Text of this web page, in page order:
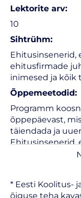
Lektorite arv:
10
Sihtrühm:
Ehitusinsenerid,
ehitusfirmade
inimesed ja kõik
Õppemeetodid:
Programm
õppepäevast,
täiendada ja
Ehitusinsenerid,
ehitusfirmade
AT. Osalejad
* Eesti Koolitus-
õiguse teha